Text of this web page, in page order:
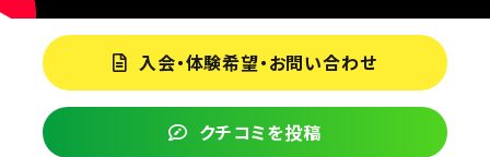
入会・体験希望・お問い合わせ
クチコミを投稿